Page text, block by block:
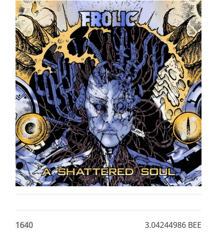
1640 3.04244986 BEE